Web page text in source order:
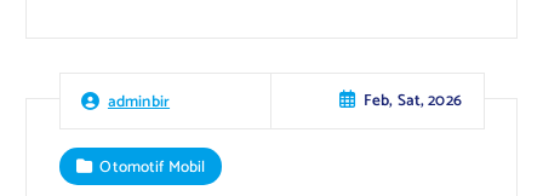
adminbir Feb, Sat, 2026
Otomotif Mobil